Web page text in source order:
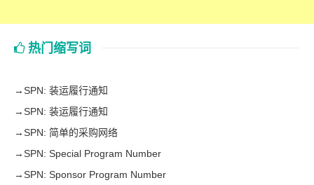
热门缩写词
→SPN: 装运履行通知
→SPN: 装运履行通知
→SPN: 简单的采购网络
→SPN: Special Program Number
→SPN: Sponsor Program Number